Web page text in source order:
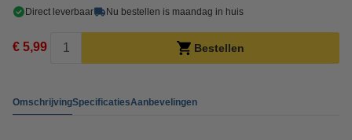
Direct leverbaar Nu bestellen is maandag in huis
€ 5,99 Bestellen
OmschrijvingSpecificatiesAanbevelingen